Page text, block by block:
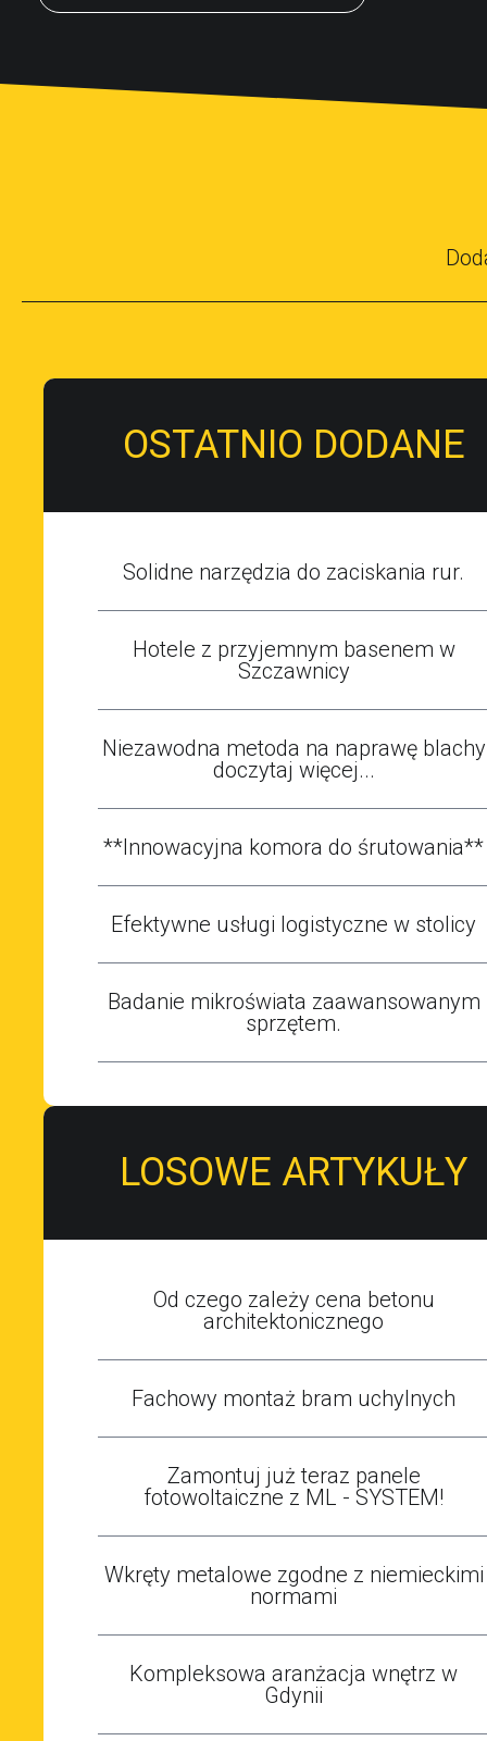
OSTATNIO DODANE
Solidne narzędzia do zaciskania rur.
Hotele z przyjemnym basenem w
Szczawnicy
Niezawodna metoda na naprawę blachy
doczytaj więcej...
**Innowacyjna komora do śrutowania**
Efektywne usługi logistyczne w stolicy
Badanie mikroświata zaawansowanym
sprzętem.
LOSOWE ARTYKUŁY
Od czego zależy cena betonu
architektonicznego
Fachowy montaż bram uchylnych
Zamontuj już teraz panele
fotowoltaiczne z ML - SYSTEM!
Wkręty metalowe zgodne z niemieckimi
normami
Kompleksowa aranżacja wnętrz w
Gdynii